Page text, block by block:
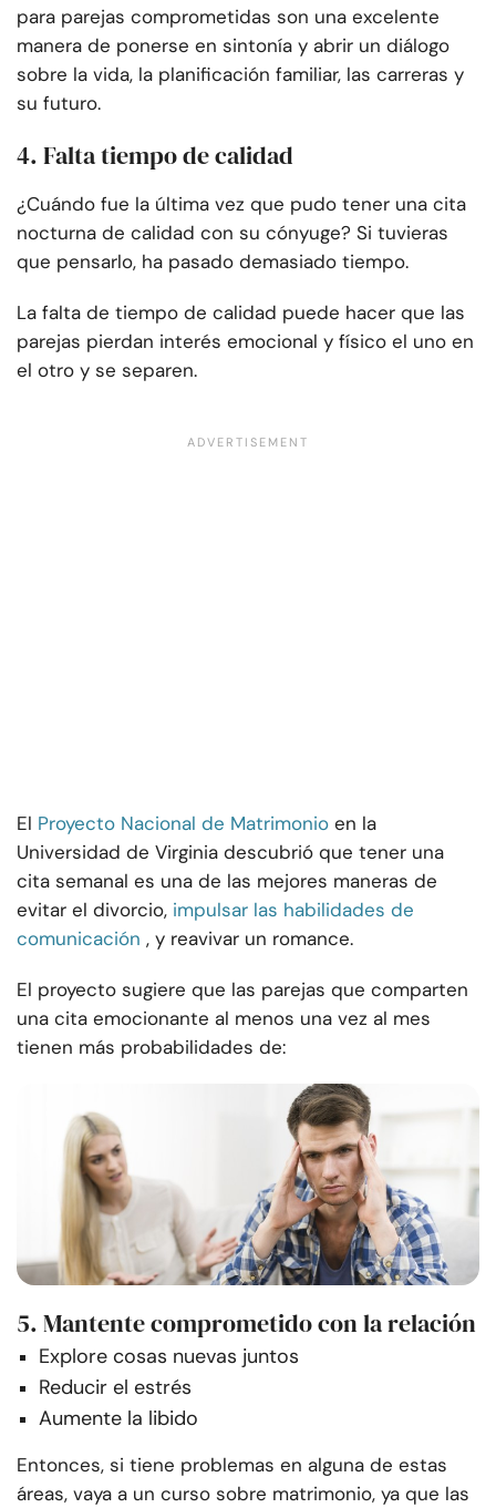
para parejas comprometidas son una excelente
manera de ponerse en sintonía y abrir un diálogo
sobre la vida, la planificación familiar, las carreras y
su futuro.
4. Falta tiempo de calidad
¿Cuándo fue la última vez que pudo tener una cita
nocturna de calidad con su cónyuge? Si tuvieras
que pensarlo, ha pasado demasiado tiempo.
La falta de tiempo de calidad puede hacer que las
parejas pierdan interés emocional y físico el uno en
el otro y se separen.
El Proyecto Nacional de Matrimonio en la
Universidad de Virginia descubrió que tener una
cita semanal es una de las mejores maneras de
evitar el divorcio, impulsar las habilidades de
comunicación , y reavivar un romance.
El proyecto sugiere que las parejas que comparten
una cita emocionante al menos una vez al mes
tienen más probabilidades de:
5. Mantente comprometido con la relación
Explore cosas nuevas juntos
Reducir el estrés
Aumente la libido
Entonces, si tiene problemas en alguna de estas
áreas, vaya a un curso sobre matrimonio, ya que las